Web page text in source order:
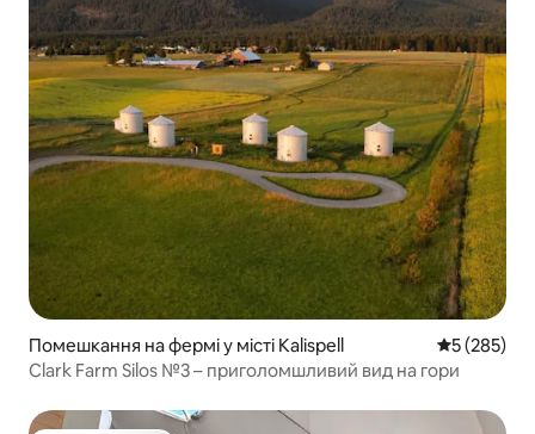
Помешкання на фермі у місті Kalispell Середня
5 (285)
Clark Farm Silos №3 – приголомшливий вид на гори